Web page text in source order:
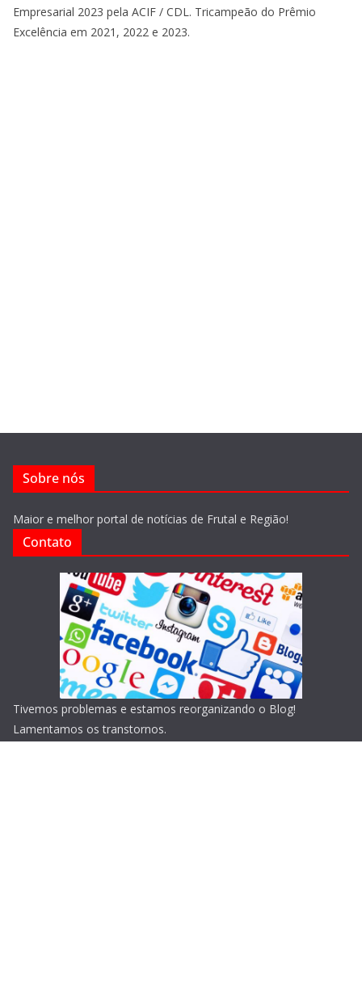
Empresarial 2023 pela ACIF / CDL. Tricampeão do Prêmio
Excelência em 2021, 2022 e 2023.
Sobre nós
Maior e melhor portal de notícias de Frutal e Região!
Contato
Tivemos problemas e estamos reorganizando o Blog!
Lamentamos os transtornos.